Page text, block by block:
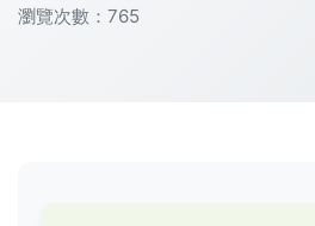
瀏覽次數：765